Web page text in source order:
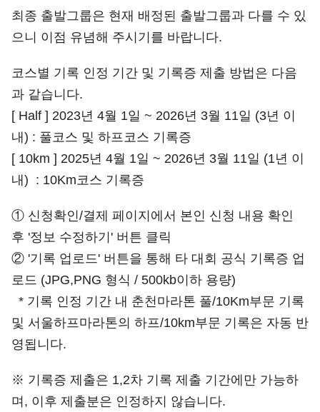
최종 출발그룹은 현재 배정된 출발그룹과 다를 수 있
으니 이점 유념해 주시기를 바랍니다.
코스별 기록 인정 기간 및 기록증 제출 방법은 다음
과 같습니다.
[ Half ] 2023년 4월 1일 ~ 2026년 3월 11일 (3년 이
내) : 풀코스 및 하프코스 기록증
[ 10km ] 2025년 4월 1일 ~ 2026년 3월 11일 (1년 이
내) : 10Km코스 기록증
① 신청확인/결제 페이지에서 본인 신청 내용 확인
후 '정보 수정하기' 버튼 클릭
② '기록 업로드' 버튼을 통해 타 대회 공식 기록증 업
로드 (JPG,PNG 형식 / 500kb이하 용량)
* 기록 인정 기간 내 춘천마라톤 풀/10Km부문 기록
및 서울하프마라톤의 하프/10km부문 기록은 자동 반
영됩니다.
※ 기록증 제출은 1,2차 기록 제출 기간에만 가능하
며, 이후 제출분은 인정하지 않습니다.